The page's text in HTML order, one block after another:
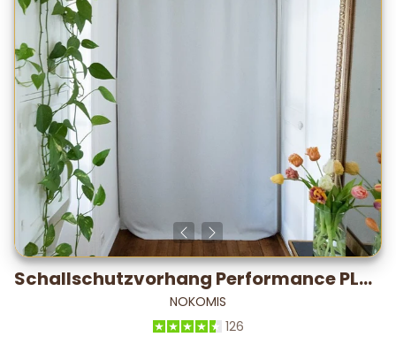
Schallschutzvorhang Performance PLUS Satin – im Labor getestet: -28,2 dB*
NOKOMIS
126